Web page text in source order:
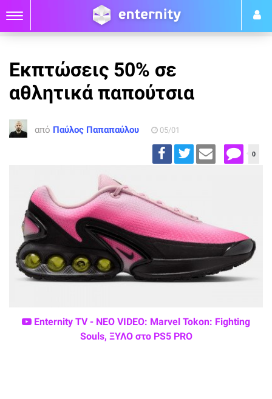
Εκπτώσεις 50% σε
αθλητικά παπούτσια
από Παύλος Παπαπαύλου 05/01
0
Enternity TV - ΝΕΟ VIDEO: Marvel Tokon: Fighting
Souls, ΞΥΛΟ στο PS5 PRO